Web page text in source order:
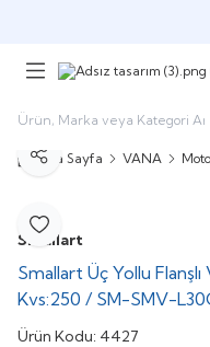
Ana Sayfa VANA
Favoriye Ekle
Paylaş
Smallart
Smallart Üç Yollu
Kvs:250 / SM-SMV-
Ürün Kodu: 4427